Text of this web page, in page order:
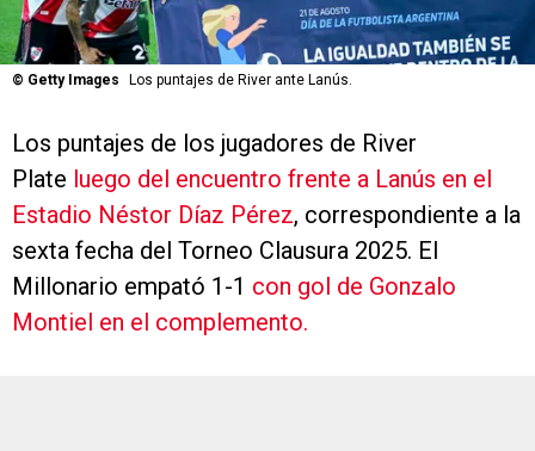
© Getty Images Los puntajes de River ante Lanús.
Los puntajes de los jugadores de River
Plate luego del encuentro frente a Lanús en el
Estadio Néstor Díaz Pérez, correspondiente a la
sexta fecha del Torneo Clausura 2025. El
Millonario empató 1-1 con gol de Gonzalo
Montiel en el complemento.